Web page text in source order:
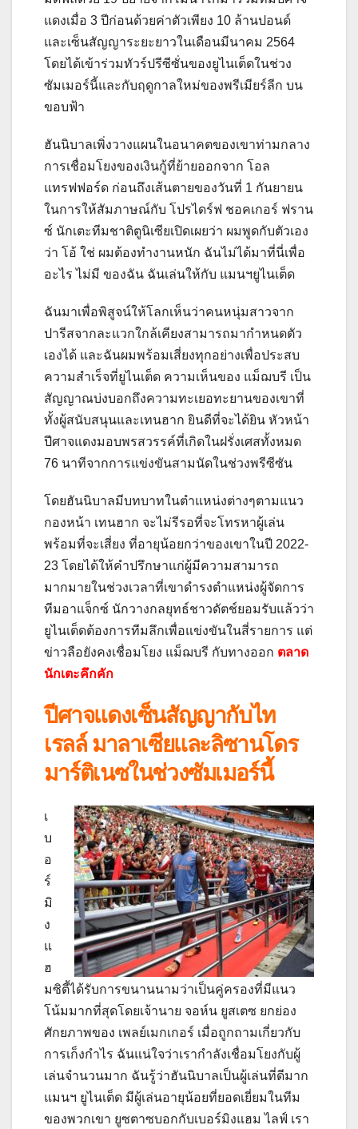
แดงเมื่อ 3 ปีก่อนด้วยค่าตัวเพียง 10 ล้านปอนด์
และเซ็นสัญญาระยะยาวในเดือนมีนาคม 2564
โดยได้เข้าร่วมทัวร์ปรีซีซั่นของยูไนเต็ดในช่วง
ซัมเมอร์นี้และกับฤดูกาลใหม่ของพรีเมียร์ลีก บน
ขอบฟ้า
ฮันนิบาลเพิ่งวางแผนในอนาคตของเขาท่ามกลาง
การเชื่อมโยงของเงินกู้ที่ย้ายออกจาก โอล
แทรฟฟอร์ด ก่อนถึงเส้นตายของวันที่ 1 กันยายน
ในการให้สัมภาษณ์กับ โปรไดร์ฟ ชอคเกอร์ ฟราน
ซ์ นักเตะทีมชาติตูนิเซียเปิดเผยว่า ผมพูดกับตัวเอง
ว่า โอ้ ใช่ ผมต้องทำงานหนัก ฉันไม่ได้มาที่นี่เพื่อ
อะไร ไม่มี ของฉัน ฉันเล่นให้กับ แมนฯยูไนเต็ด
ฉันมาเพื่อพิสูจน์ให้โลกเห็นว่าคนหนุ่มสาวจาก
ปารีสจากละแวกใกล้เคียงสามารถมากำหนดตัว
เองได้ และฉันผมพร้อมเสี่ยงทุกอย่างเพื่อประสบ
ความสำเร็จที่ยูไนเต็ด ความเห็นของ แม็ฌบรี เป็น
สัญญาณบ่งบอกถึงความทะเยอทะยานของเขาที่
ทั้งผู้สนับสนุนและเทนฮาก ยินดีที่จะได้ยิน หัวหน้า
ปีศาจแดงมอบพรสวรรค์ที่เกิดในฝรั่งเศสทั้งหมด
76 นาทีจากการแข่งขันสามนัดในช่วงพรีซีซัน
โดยฮันนิบาลมีบทบาทในตำแหน่งต่างๆตามแนว
กองหน้า เทนฮาก จะไม่รีรอที่จะโทรหาผู้เล่น
พร้อมที่จะเสี่ยง ที่อายุน้อยกว่าของเขาในปี 2022-
23 โดยได้ให้คำปรึกษาแก่ผู้มีความสามารถ
มากมายในช่วงเวลาที่เขาดำรงตำแหน่งผู้จัดการ
ทีมอาแจ็กซ์ นักวางกลยุทธ์ชาวดัตช์ยอมรับแล้วว่า
ยูไนเต็ดต้องการทีมลึกเพื่อแข่งขันในสี่รายการ แต่
ข่าวลือยังคงเชื่อมโยง แม็ฌบรี กับทางออก ตลาด
นักเตะคึกคัก
ปีศาจแดงเซ็นสัญญากับไท
เรลล์ มาลาเซียและลิซานโดร
มาร์ติเนซในช่วงซัมเมอร์นี้
เ
บ
อ
ร์
มิ
ง
แ
ฮ
มซิตี้ได้รับการขนานนามว่าเป็นคู่ครองที่มีแนว
โน้มมากที่สุดโดยเจ้านาย จอห์น ยูสเตซ ยกย่อง
ศักยภาพของ เพลย์เมกเกอร์ เมื่อถูกถามเกี่ยวกับ
การเก็งกำไร ฉันแน่ใจว่าเรากำลังเชื่อมโยงกับผู้
เล่นจำนวนมาก ฉันรู้ว่าฮันนิบาลเป็นผู้เล่นที่ดีมาก
แมนฯ ยูไนเต็ด มีผู้เล่นอายุน้อยที่ยอดเยี่ยมในทีม
ของพวกเขา ยูซตาซบอกกับเบอร์มิงแฮม ไลฟ์ เรา